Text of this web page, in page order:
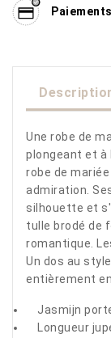
Une robe de
plongeant et à
robe de
admiration.
silhouette et
tulle brodé de
romantique.
Un dos au
entièrement
Jasmijn
Longueur